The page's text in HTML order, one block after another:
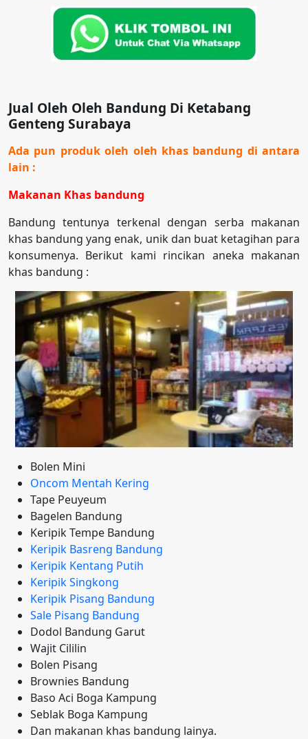
Jual Oleh Oleh Bandung Di Ketabang
Genteng Surabaya
Ada pun produk oleh oleh khas bandung di antara
lain :
Makanan Khas bandung
Bandung tentunya terkenal dengan serba makanan
khas bandung yang enak, unik dan buat ketagihan para
konsumenya. Berikut kami rincikan aneka makanan
khas bandung :
Bolen Mini
Oncom Mentah Kering
Tape Peuyeum
Bagelen Bandung
Keripik Tempe Bandung
Keripik Basreng Bandung
Keripik Kentang Putih
Keripik Singkong
Keripik Pisang Bandung
Sale Pisang Bandung
Dodol Bandung Garut
Wajit Cililin
Bolen Pisang
Brownies Bandung
Baso Aci Boga Kampung
Seblak Boga Kampung
Dan makanan khas bandung lainya.